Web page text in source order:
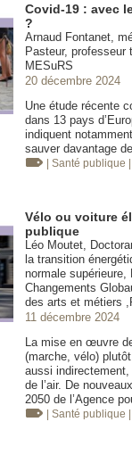
Covid-19 : avec
?
Arnaud Fontanet,
Pasteur, professeur
MESuRS
20 décembre 2024
Une étude récente
dans 13 pays
indiquent
sauver davantage
| Santé publique
Vélo ou voiture
publique
Léo Moutet,
la transition
normale
Changements
des arts et métiers
11 décembre 2024
La mise en œuvre
(marche, vélo)
aussi
de l’air. De
2050 de l’Agence
| Santé publique